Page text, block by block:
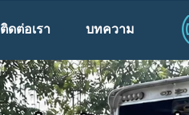
ติดต่อเรา บทความ